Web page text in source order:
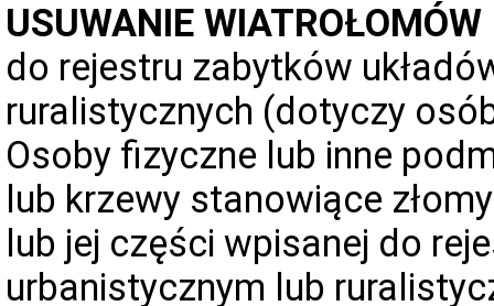
USUWANIE
do rejestru zabytków
ruralistycznych (dotyczy
Osoby fizyczne lub inne
lub krzewy stanowiące
lub jej części wpisanej do
urbanistycznym lub